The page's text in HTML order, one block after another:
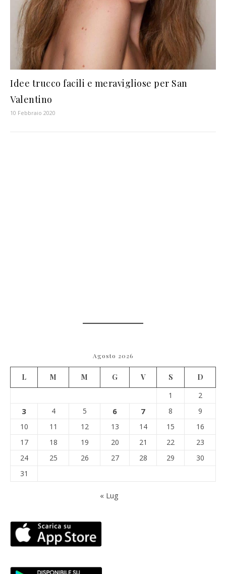
Idee trucco facili e meravigliose per San
Valentino
10 Febbraio 2020
Agosto 2026
L M M G V S
D
1
2
3 4 5 6 7 8
9
10
11 12 13 14 15
16
17
18 19 20 21 22
23
24
25 26 27 28 29
30
31
« Lug